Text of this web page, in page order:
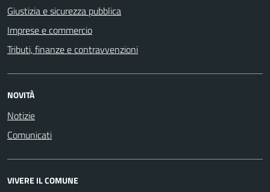
Giustizia e sicurezza pubblica
Imprese e commercio
Tributi, finanze e contravvenzioni
NOVITÀ
Notizie
Comunicati
VIVERE IL COMUNE